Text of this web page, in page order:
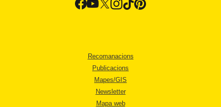
Recomanacions
Publicacions
Mapes/GIS
Newsletter
Mapa web